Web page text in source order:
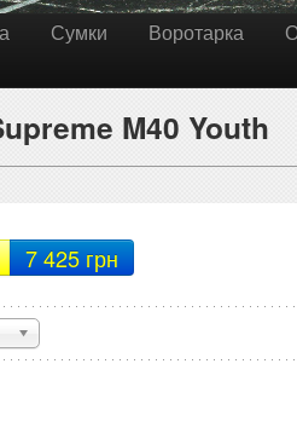
Сумки Воротарка
M40 Youth
7 425 грн